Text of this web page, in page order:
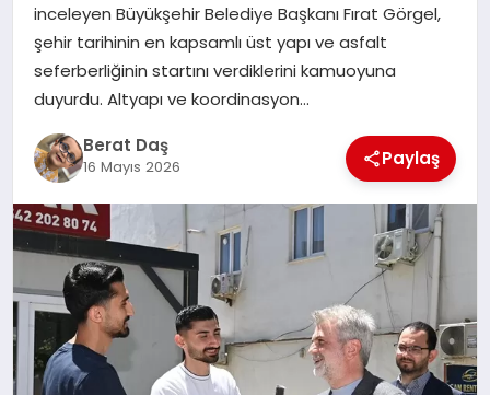
KÜNYE
inceleyen Büyükşehir Belediye Başkanı Fırat Görgel,
şehir tarihinin en kapsamlı üst yapı ve asfalt
seferberliğinin startını verdiklerini kamuoyuna
duyurdu. Altyapı ve koordinasyon…
Berat Daş
16 Mayıs 2026 Paylaş